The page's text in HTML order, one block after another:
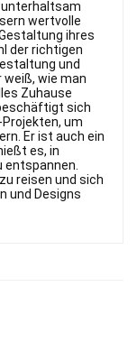
wertvolle
ihres
der richtigen
und
weiß, wie man
Zuhause
sich
um
Er ist auch ein
es, in
reisen und sich
und Designs